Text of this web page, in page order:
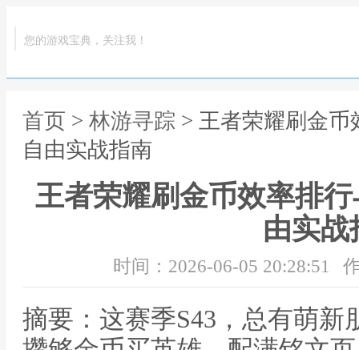
您的游戏宝典，关注我！
首页 > 林游寻踪 > 王者荣耀刷金币
自由实战指南
王者荣耀刷金币效率排
由实战
时间：2026-06-05 20:28:51
摘要：这赛季S43，总有萌